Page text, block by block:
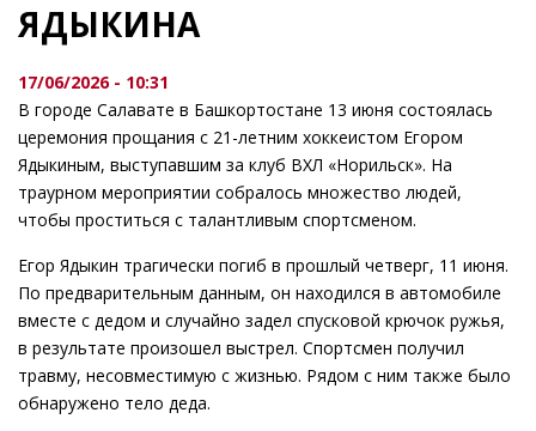
ЯДЫКИНА
17/06/2026 - 10:31
В городе Салавате в Башкортостане 13 июня состоялась
церемония прощания с 21-летним хоккеистом Егором
Ядыкиным, выступавшим за клуб ВХЛ «Норильск». На
траурном мероприятии собралось множество людей,
чтобы проститься с талантливым спортсменом.
Егор Ядыкин трагически погиб в прошлый четверг, 11 июня.
По предварительным данным, он находился в автомобиле
вместе с дедом и случайно задел спусковой крючок ружья,
в результате произошел выстрел. Спортсмен получил
травму, несовместимую с жизнью. Рядом с ним также было
обнаружено тело деда.